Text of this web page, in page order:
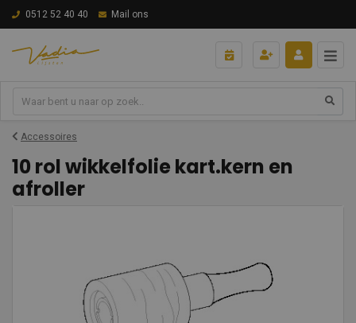
0512 52 40 40 Mail ons
Accessoires
10 rol wikkelfolie kart.kern en
afroller